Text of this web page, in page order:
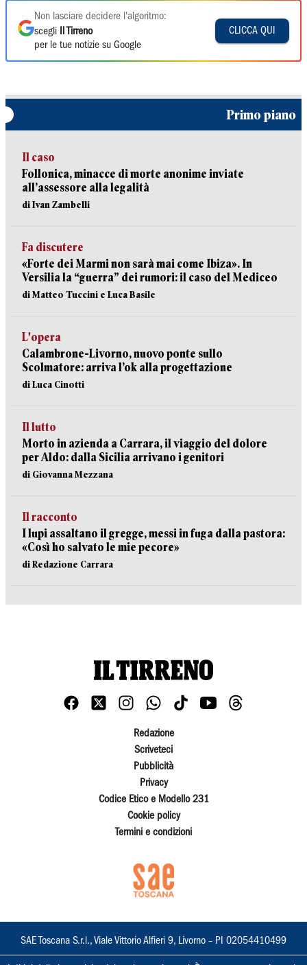
Non lasciare decidere l'algoritmo:
scegli
Il Tirreno
per le tue notizie su Google
CLICCA QUI
Primo piano
Il caso
Follonica, minacce di morte anonime inviate
all’assessore alla legalità
di Ivan Zambelli
Fa discutere
«Forte dei Marmi non sarà mai come Ibiza». In
Versilia la “guerra” dei rumori: il caso del Mediceo
di Matteo Tuccini e Luca Basile
L'opera
Calambrone-Livorno, nuovo ponte sullo
Scolmatore: arriva l’ok alla progettazione
di Luca Cinotti
Il lutto
Morto in azienda a Carrara, il viaggio del dolore
per Aldo: dalla Sicilia arrivano i genitori
di Giovanna Mezzana
Il racconto
I lupi assaltano il gregge, messi in fuga dalla pastora:
«Così ho salvato le mie pecore»
di Redazione Carrara
Redazione
Scriveteci
Pubblicità
Privacy
Codice Etico e Modello 231
Cookie policy
Termini e condizioni
SAE Toscana S.r.l., Viale Vittorio Alfieri 9, Livorno – PI 02054410499